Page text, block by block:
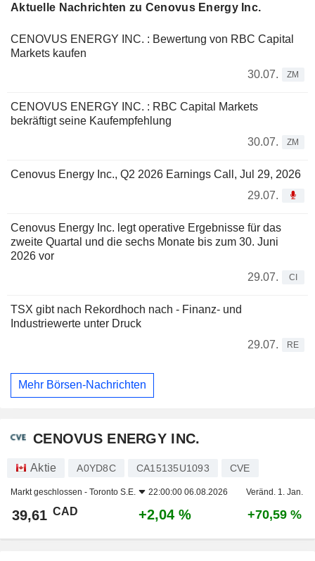
Aktuelle Nachrichten zu Cenovus Energy Inc.
CENOVUS ENERGY INC. : Bewertung von RBC Capital
Markets kaufen
30.07.
ZM
CENOVUS ENERGY INC. : RBC Capital Markets
bekräftigt seine Kaufempfehlung
30.07.
ZM
Cenovus Energy Inc., Q2 2026 Earnings Call, Jul 29, 2026
29.07.
Cenovus Energy Inc. legt operative Ergebnisse für das
zweite Quartal und die sechs Monate bis zum 30. Juni
2026 vor
29.07.
CI
TSX gibt nach Rekordhoch nach - Finanz- und
Industriewerte unter Druck
29.07.
RE
Mehr Börsen-Nachrichten
CENOVUS ENERGY INC.
Aktie A0YD8C CA15135U1093 CVE
Markt geschlossen - Toronto S.E. 22:00:00 06.08.2026 Veränd. 1. Jan.
39,61 CAD +2,04 % +70,59 %